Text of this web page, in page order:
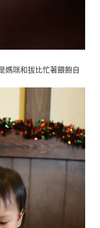
媽咪和拔比忙著餵飽自